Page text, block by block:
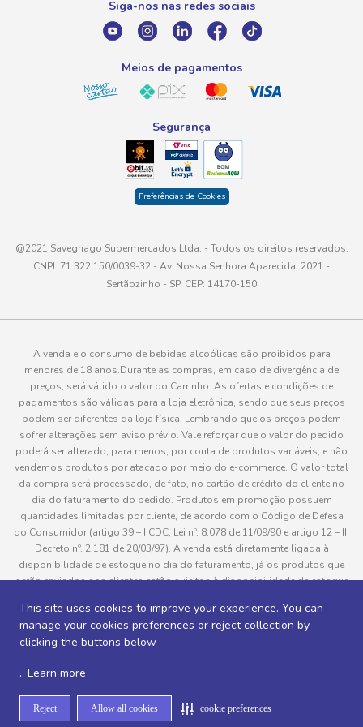
This site uses cookies to improve your experience. You can
manage your cookies preferences or reject collection by
clicking the buttons below
. Learn more
Reject Allow all cookies cookie preferences
This site uses cookies to improve your experience. You can
manage your cookies preferences or reject collection by
clicking the buttons below
. Learn more
Reject Allow all cookies cookie preferences
atendimento@savegnago.com.br
Siga-nos nas redes sociais
Meios de pagamentos
Segurança
Preferências de Cookies
@2021 Savegnago Supermercados Ltda. - Todos os direitos reservados.
CNPJ: 71.322.150/0039-32 - Av. Nossa Senhora Aparecida, 2021 -
Sertãozinho - SP, CEP: 14170-150
A venda e o consumo de bebidas alcoólicas são proibidos para
menores de 18 anos.Durante as compras, em caso de divergência de
preços, será válido o valor do Carrinho. As ofertas e condições de
pagamentos são válidas para a loja eletrônica, sendo que seus preços
podem ser diferentes da loja física. Lembrando que os preços podem
sofrer alterações sem aviso prévio. Vale reforçar que o valor do pedido
poderá ser alterado, para menos, por conta de produtos variáveis; e não
vendemos produtos por atacado por meio do e-commerce. O valor total
da compra será processado, de fato, no cartão de crédito do cliente no
dia do faturamento do pedido. Produtos em promoção possuem
quantidades limitadas por cliente, de acordo com o Código de Defesa
do Consumidor (artigo 39 – I CDC, Lei nº. 8.078 de 11/09/90 e artigo 12 – III
Decreto nº. 2.181 de 20/03/97). A venda está diretamente ligada à
disponibilidade de estoque no dia do faturamento, já os produtos que
serão enviados aos clientes estão sujeitos à disponibilidade de estoque
pedido do cliente, este não será entregue e o valor do item não será
cobrado. As fotos dos produtos no site são ilustrativas, podendo haver
divergência com o produto real e todos os pedidos estão sujeitos à
Desenvolvido por